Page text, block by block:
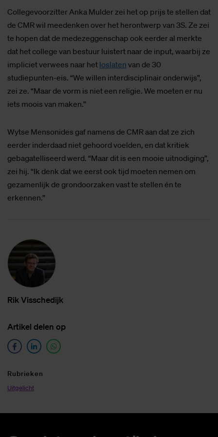
Collegevoorzitter Anka Mulder zei het op prijs te stellen dat
de CMR wil meedenken over het herontwerp van 3S. Ze zei
te hopen dat de medezeggenschap ook eerder al merkte
dat het college van bestuur luistert naar de input, waarbij ze
impliciet verwees naar het loslaten van de 30
studiepunten-eis. “We willen interdisciplinair onderwijs”,
zei ze. “Maar de vorm is niet een religie. We moeten er nu
iets moois van maken.”
Wytse Mensonides gaf namens de CMR aan dat ze zich
eerder inderdaad niet gehoord voelden, en dat kritiek
gebagatelliseerd werd. “Maar dit is een mooie uitnodiging”,
zei hij. “Ik denk dat we eerst ook tijd moeten nemen om
gezamenlijk de grondoorzaken vast te stellen én te
erkennen.”
Rik Vis­sche­dijk
Ar­ti­kel de­len op
Ru­brie­ken
Uitgelicht